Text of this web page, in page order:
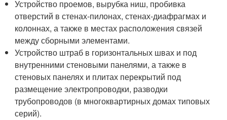
Устройство проемов, вырубка ниш, пробивка
отверстий в стенах-пилонах, стенах-диафрагмах и
колоннах, а также в местах расположения связей
между сборными элементами.
Устройство штраб в горизонтальных швах и под
внутренними стеновыми панелями, а также в
стеновых панелях и плитах перекрытий под
размещение электропроводки, разводки
трубопроводов (в многоквартирных домах типовых
серий).